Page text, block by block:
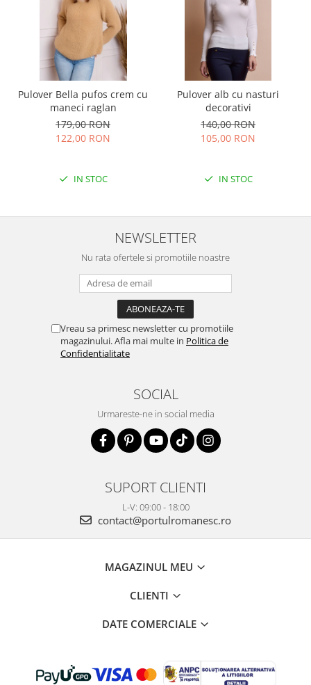
Pulover Bella pufos crem cu
maneci raglan
179,00 RON
122,00 RON
IN STOC
Pulover alb cu nasturi
decorativi
140,00 RON
105,00 RON
IN STOC
NEWSLETTER
Nu rata ofertele si promotiile noastre
Vreau sa primesc newsletter cu promotiile
magazinului. Afla mai multe in Politica de
Confidentialitate
SOCIAL
Urmareste-ne in social media
SUPORT CLIENTI
L-V: 09:00 - 18:00
contact@portulromanesc.ro
MAGAZINUL MEU
CLIENTI
DATE COMERCIALE